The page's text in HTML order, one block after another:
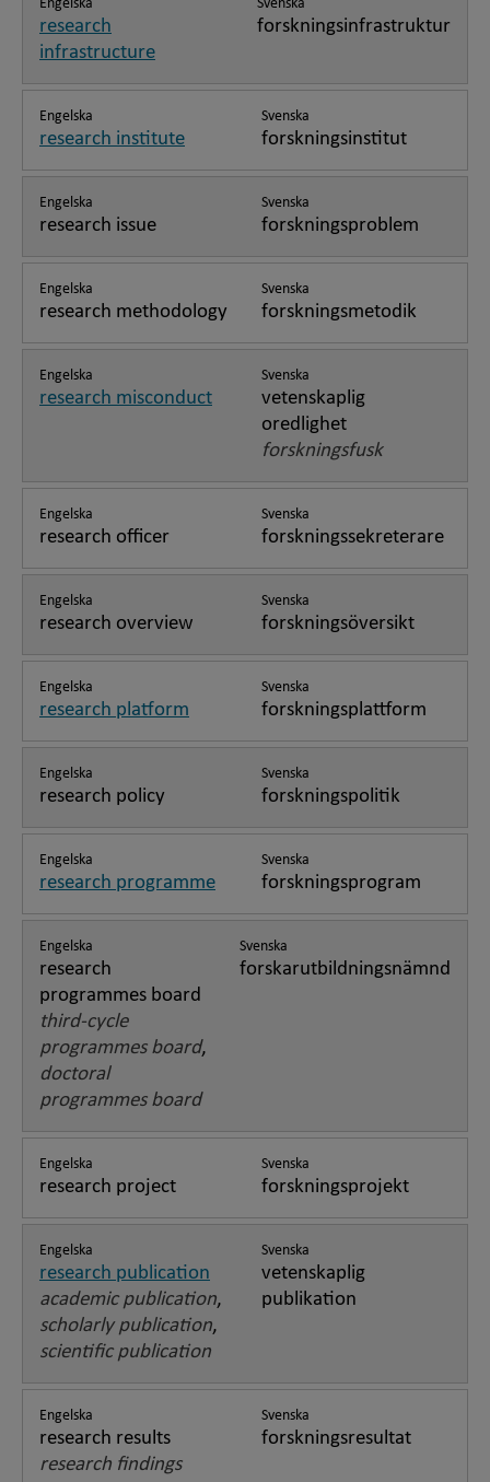
Engelska
research
infrastructure
Svenska
forskningsinfrastruktur
Engelska
research institute
Svenska
forskningsinstitut
Engelska
research issue
Svenska
forskningsproblem
Engelska
research methodology
Svenska
forskningsmetodik
Engelska
research misconduct
Svenska
vetenskaplig
oredlighet
forskningsfusk
Engelska
research officer
Svenska
forskningssekreterare
Engelska
research overview
Svenska
forskningsöversikt
Engelska
research platform
Svenska
forskningsplattform
Engelska
research policy
Svenska
forskningspolitik
Engelska
research programme
Svenska
forskningsprogram
Engelska
research
programmes board
third-cycle
programmes board,
doctoral
programmes board
Svenska
forskarutbildningsnämnd
Engelska
research project
Svenska
forskningsprojekt
Engelska
research publication
academic publication,
scholarly publication,
scientific publication
Svenska
vetenskaplig
publikation
Engelska
research results
research findings
Svenska
forskningsresultat